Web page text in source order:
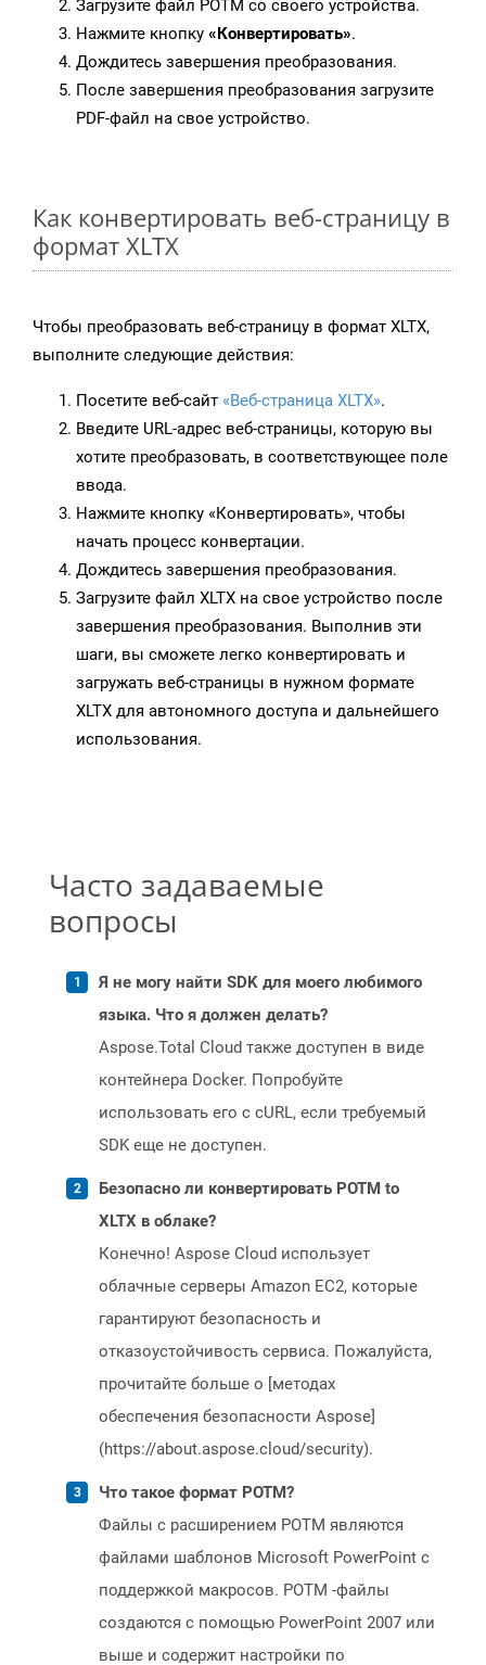
Загрузите файл POTM со своего устройства.
Нажмите кнопку «Конвертировать».
Дождитесь завершения преобразования.
После завершения преобразования загрузите
PDF-файл на свое устройство.
Как конвертировать веб-страницу в
формат XLTX
Чтобы преобразовать веб-страницу в формат XLTX,
выполните следующие действия:
Посетите веб-сайт «Веб-страница XLTX».
Введите URL-адрес веб-страницы, которую вы
хотите преобразовать, в соответствующее поле
ввода.
Нажмите кнопку «Конвертировать», чтобы
начать процесс конвертации.
Дождитесь завершения преобразования.
Загрузите файл XLTX на свое устройство после
завершения преобразования. Выполнив эти
шаги, вы сможете легко конвертировать и
загружать веб-страницы в нужном формате
XLTX для автономного доступа и дальнейшего
использования.
Часто задаваемые
вопросы
Я не могу найти SDK для моего любимого
языка. Что я должен делать?
Aspose.Total Cloud также доступен в виде
контейнера Docker. Попробуйте
использовать его с cURL, если требуемый
SDK еще не доступен.
Безопасно ли конвертировать POTM to
XLTX в облаке?
Конечно! Aspose Cloud использует
облачные серверы Amazon EC2, которые
гарантируют безопасность и
отказоустойчивость сервиса. Пожалуйста,
прочитайте больше о [методах
обеспечения безопасности Aspose]
(https://about.aspose.cloud/security).
Что такое формат POTM?
Файлы с расширением POTM являются
файлами шаблонов Microsoft PowerPoint с
поддержкой макросов. POTM -файлы
создаются с помощью PowerPoint 2007 или
выше и содержит настройки по